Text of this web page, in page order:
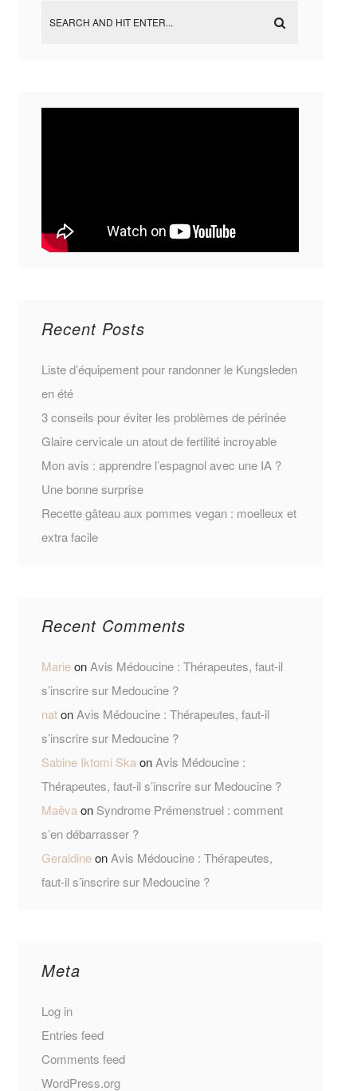
Recent Posts
Liste d’équipement pour randonner le Kungsleden
en été
3 conseils pour éviter les problèmes de périnée
Glaire cervicale un atout de fertilité incroyable
Mon avis : apprendre l’espagnol avec une IA ?
Une bonne surprise
Recette gâteau aux pommes vegan : moelleux et
extra facile
Recent Comments
MarieonAvis Médoucine : Thérapeutes, faut-il
s’inscrire sur Medoucine ?
natonAvis Médoucine : Thérapeutes, faut-il
s’inscrire sur Medoucine ?
Sabine Iktomi SkaonAvis Médoucine :
Thérapeutes, faut-il s’inscrire sur Medoucine ?
Maëvaon Syndrome Prémenstruel : comment
s’en débarrasser ?
GeraldineonAvis Médoucine : Thérapeutes,
faut-il s’inscrire sur Medoucine ?
Meta
Log in
Entries feed
Comments feed
WordPress.org